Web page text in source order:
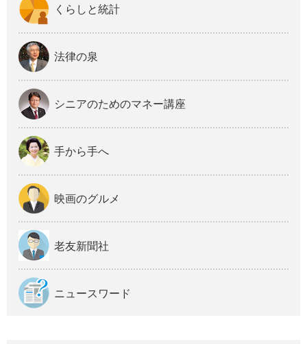
くらしと統計
法律の泉
シニアのためのマネー講座
手から手へ
映画のグルメ
老友新聞社
ニュースワード